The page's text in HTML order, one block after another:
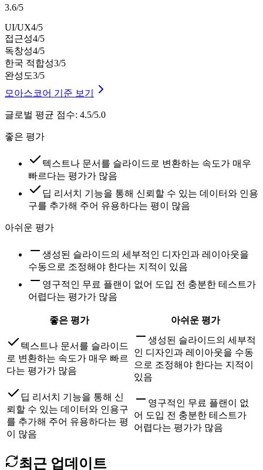
3.6/5
UI/UX4/5
접근성4/5
독창성4/5
한국 적합성3/5
완성도3/5
모아스코어 기준 보기
글로벌 평균 점수: 4.5/5.0
좋은 평가
텍스트나 문서를 슬라이드로 변환하는 속도가 매우
빠르다는 평가가 많음
딥 리서치 기능을 통해 신뢰할 수 있는 데이터와 인용
구를 추가해 주어 유용하다는 평이 많음
아쉬운 평가
생성된 슬라이드의 세부적인 디자인과 레이아웃을
수동으로 조정해야 한다는 지적이 있음
영구적인 무료 플랜이 없어 도입 전 충분한 테스트가
어렵다는 평가가 많음
좋은 평가 아쉬운 평가
텍스트나 문서를 슬라이드
로 변환하는 속도가 매우 빠르
다는 평가가 많음
생성된 슬라이드의 세부적
인 디자인과 레이아웃을 수동
으로 조정해야 한다는 지적이
있음
딥 리서치 기능을 통해 신
뢰할 수 있는 데이터와 인용구
를 추가해 주어 유용하다는 평
이 많음
영구적인 무료 플랜이 없
어 도입 전 충분한 테스트가
어렵다는 평가가 많음
최근 업데이트